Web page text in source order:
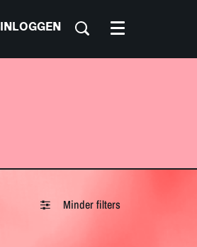
INLOGGEN Menu
Minder filters